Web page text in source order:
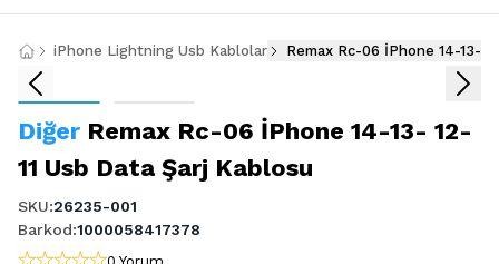
iPhone Lightning Usb Kablolar
Diğer Remax Rc-06 İPhone 14-13- 12-
11 Usb Data Şarj Kablosu
SKU:26235-001
Barkod:1000058417378
0 Yorum